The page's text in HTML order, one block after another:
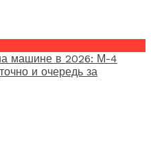
машине в 2026: М-4
и очередь за